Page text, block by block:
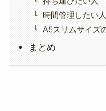
時間管理したい人
A5スリムサイズ
まとめ